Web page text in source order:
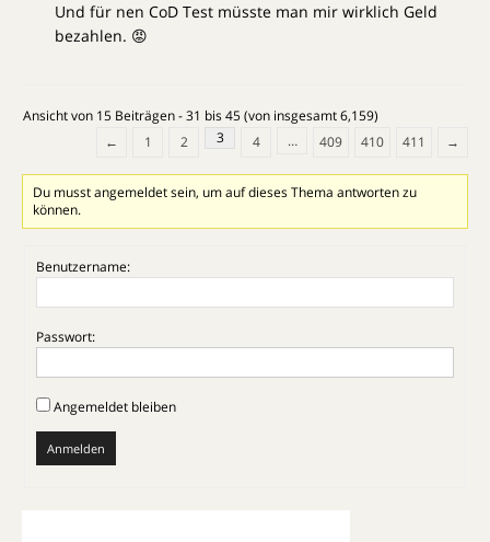
Und für nen CoD Test müsste man mir wirklich Geld
bezahlen. 😡
Ansicht von 15 Beiträgen - 31 bis 45 (von insgesamt 6,159)
←
1 2 3 4 … 409 410 411 →
Du musst angemeldet sein, um auf dieses Thema antworten zu
können.
Benutzername:
Passwort:
Angemeldet bleiben
Anmelden